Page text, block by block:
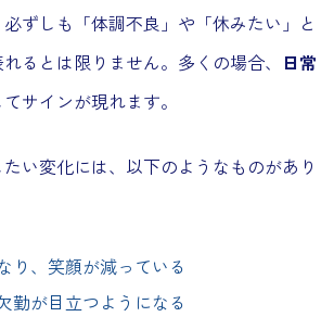
ずしも「体調不良」や「休みたい」と
るとは限りません。多くの場合、 日常
てサインが現れます。
い変化には、以下のようなものがあり
り、笑顔が減っている
勤が目立つようになる